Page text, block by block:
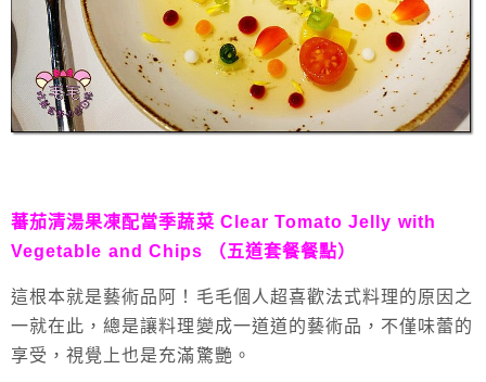
蕃茄清湯果凍配當季蔬菜 Clear Tomato Jelly with
Vegetable and Chips （五道套餐餐點）
這根本就是藝術品阿！毛毛個人超喜歡法式料理的原因之
一就在此，總是讓料理變成一道道的藝術品，不僅味蕾的
享受，視覺上也是充滿驚艷。